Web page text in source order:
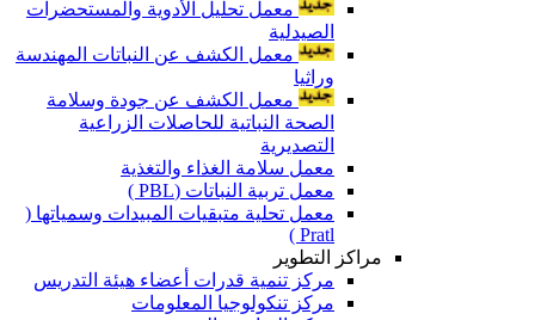
معمل تحليل الأدوية والمستحضرات
الصيدلية
معمل الكشف عن النباتات المهندسة
وراثيا
معمل الكشف عن جودة وسلامة
الصحة النباتية للحاصلات الزراعية
التصديرية
معمل سلامة الغذاء والتغذية
معمل تربية النباتات (PBL )
معمل تحلية متبقيات المبيدات وسمياتها (
Pratl )
مراكز التطوير
مركز تنمية قدرات أعضاء هيئة التدريس
مركز تنكولوجيا المعلومات